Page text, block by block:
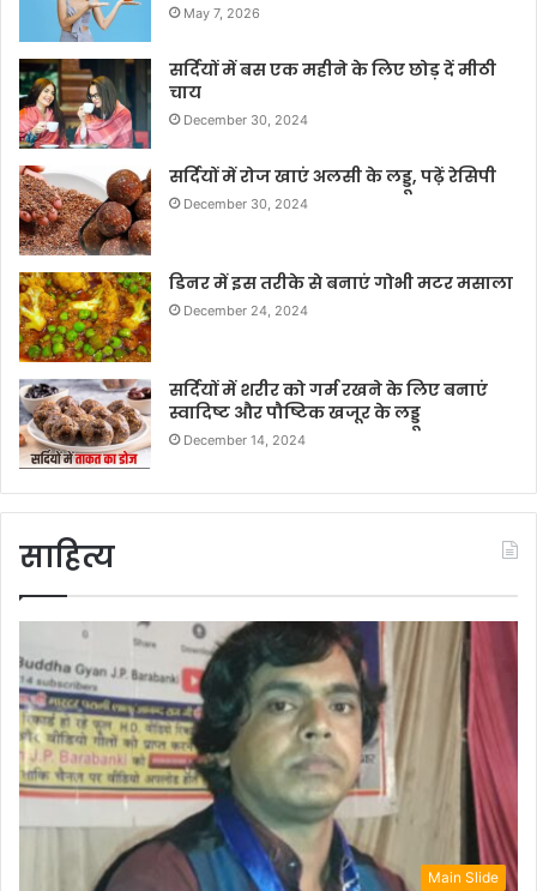
May 7, 2026
सर्दियों में बस एक महीने के लिए छोड़ दें मीठी
चाय
December 30, 2024
सर्दियों में रोज खाएं अलसी के लड्डू, पढ़ें रेसिपी
December 30, 2024
डिनर में इस तरीके से बनाएं गोभी मटर मसाला
December 24, 2024
सर्दियों में शरीर को गर्म रखने के लिए बनाएं
स्वादिष्ट और पौष्टिक खजूर के लड्डू
December 14, 2024
साहित्य
Main Slide